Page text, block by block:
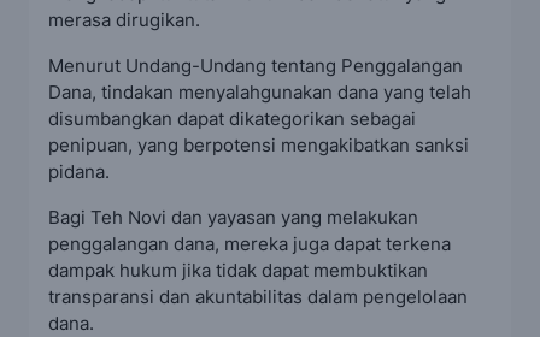
merasa dirugikan.
Menurut Undang-Undang tentang Penggalangan
Dana, tindakan menyalahgunakan dana yang telah
disumbangkan dapat dikategorikan sebagai
penipuan, yang berpotensi mengakibatkan sanksi
pidana.
Bagi Teh Novi dan yayasan yang melakukan
penggalangan dana, mereka juga dapat terkena
dampak hukum jika tidak dapat membuktikan
transparansi dan akuntabilitas dalam pengelolaan
dana.